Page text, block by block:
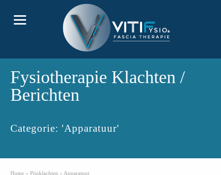
Fysiotherapie Klachten /
Berichten
Categorie: 'Apparatuur'
Home » Pijnklachten » Apparatuur